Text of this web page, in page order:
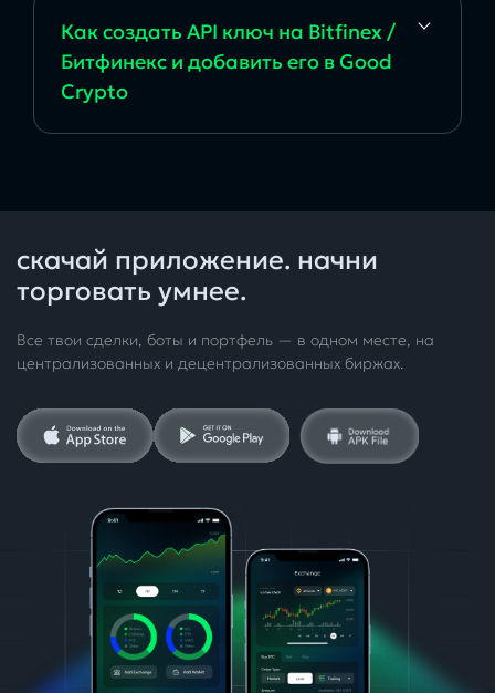
Как создать API ключ на Bitfinex /
Битфинекс и добавить его в Good
Crypto
скачай приложение. начни
торговать умнее.
Все твои сделки, боты и портфель — в одном месте, на
централизованных и децентрализованных биржах.